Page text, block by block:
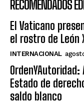
RECOMENDADOS
El Vaticano
el rostro de León
INTERNACIONAL
Estado de
saldo blanco